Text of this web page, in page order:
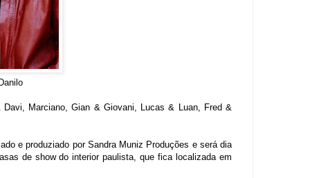
Marciano, Gian & Giovani, Lucas & Luan, Fred &
e produziado por Sandra Muniz Produções e será dia
de show do interior paulista, que fica localizada em